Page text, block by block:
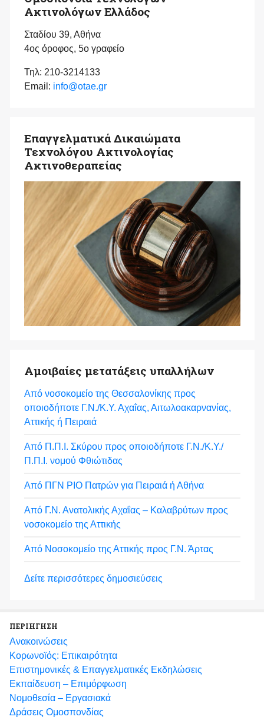
Ακτινολόγων Ελλάδος
Σταδίου 39, Αθήνα
4ος όροφος, 5ο γραφείο
Τηλ: 210-3214133
Email: info@otae.gr
Επαγγελματικά Δικαιώματα
Τεχνολόγου Ακτινολογίας
Ακτινοθεραπείας
Αμοιβαίες μετατάξεις υπαλλήλων
Από νοσοκομείο της Θεσσαλονίκης προς
οποιοδήποτε Γ.Ν./Κ.Υ. Αχαΐας, Αιτωλοακαρνανίας,
Αττικής ή Πειραιά
Από Π.Π.Ι. Σκύρου προς οποιοδήποτε Γ.Ν./Κ.Υ./
Π.Π.Ι. νομού Φθιώτιδας
Από ΠΓΝ ΡΙΟ Πατρών για Πειραιά ή Αθήνα
Από Γ.Ν. Ανατολικής Αχαΐας – Καλαβρύτων προς
νοσοκομείο της Αττικής
Από Νοσοκομείο της Αττικής προς Γ.Ν. Άρτας
Δείτε περισσότερες δημοσιεύσεις
ΠΕΡΙΗΓΗΣΗ
Ανακοινώσεις
Κορωνοϊός: Επικαιρότητα
Eπιστημονικές & Επαγγελματικές Eκδηλώσεις
Εκπαίδευση – Επιμόρφωση
Νομοθεσία – Εργασιακά
Δράσεις Ομοσπονδίας